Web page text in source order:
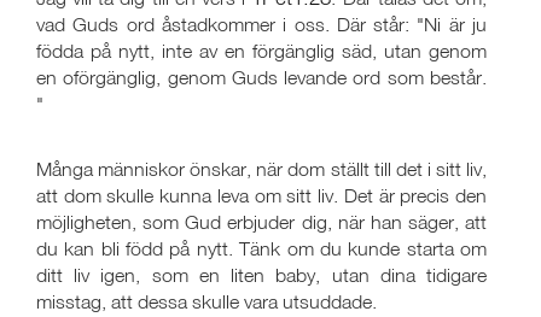
vad Guds ord åstadkommer i oss. Där står: "Ni är ju
födda på nytt, inte av en förgänglig säd, utan genom
en oförgänglig, genom Guds levande ord som består.
"
Många människor önskar, när dom ställt till det i sitt liv,
att dom skulle kunna leva om sitt liv. Det är precis den
möjligheten, som Gud erbjuder dig, när han säger, att
du kan bli född på nytt. Tänk om du kunde starta om
ditt liv igen, som en liten baby, utan dina tidigare
misstag, att dessa skulle vara utsuddade.